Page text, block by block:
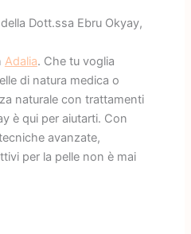
Dott.ssa Ebru Okyay,
Adalia. Che tu voglia
di natura medica o
naturale con trattamenti
è qui per aiutarti. Con
avanzate,
per la pelle non è mai